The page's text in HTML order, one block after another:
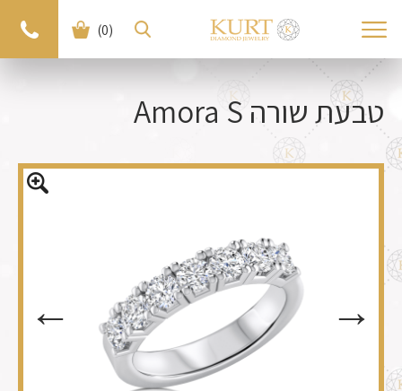
(0)
< חזרה למוצרים למוצר הבא >
טבעת שורה Amora S
← ←